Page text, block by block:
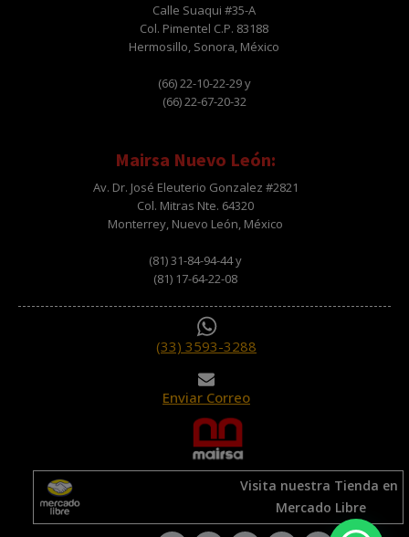
Calle Suaqui #35-A
Col. Pimentel C.P. 83188
Hermosillo, Sonora, México
(66) 22-10-22-29 y
(66) 22-67-20-32
Mairsa Nuevo León:
Av. Dr. José Eleuterio Gonzalez #2821
Col. Mitras Nte. 64320
Monterrey, Nuevo León, México
(81) 31-84-94-44 y
(81) 17-64-22-08
(33) 3593-3288
Enviar Correo
Visita nuestra Tienda en
Mercado Libre